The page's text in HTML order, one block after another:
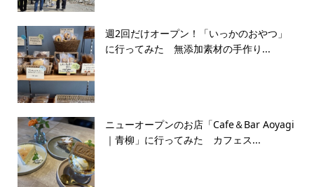
週2回だけオープン！「いっかのおやつ」
に行ってみた 無添加素材の手作り...
ニューオープンのお店「Cafe＆Bar Aoyagi
｜青柳」に行ってみた カフェス...